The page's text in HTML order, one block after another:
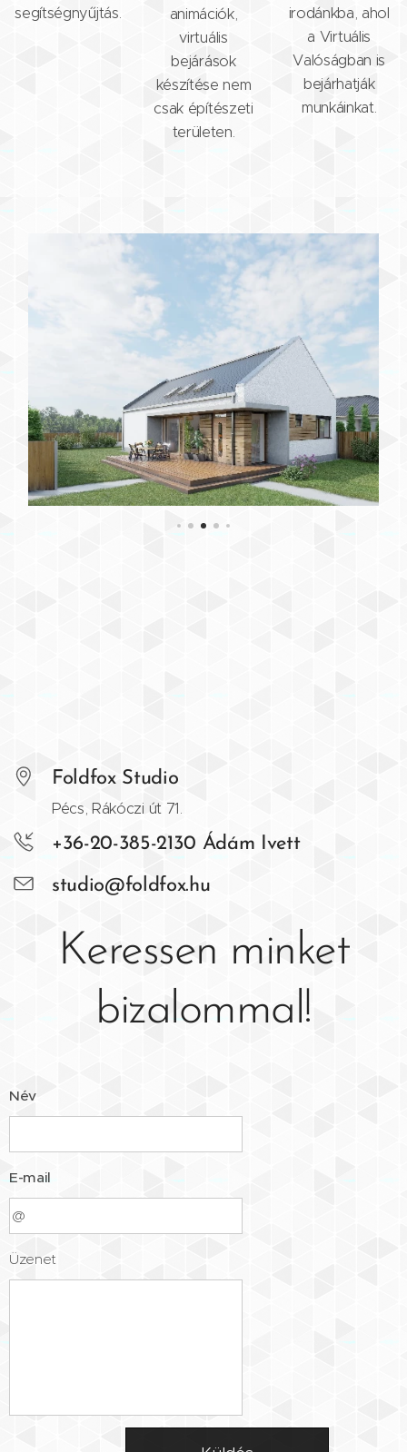
segítségnyűjtás.
animációk,
virtuális
bejárások
készítése nem
csak építészeti
területen.
irodánkba, ahol
a Virtuális
Valóságban is
bejárhatják
munkáinkat.
Foldfox Studio
Pécs, Rákóczi út 71.
+36-20-385-2130 Ádám Ivett
studio@foldfox.hu
Keressen minket
bizalommal!
Név
E-mail
Üzenet